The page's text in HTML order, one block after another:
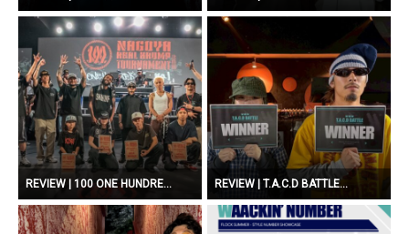
REVIEW | 100 ONE HUNDRE... REVIEW | T.A.C.D BATTLE...